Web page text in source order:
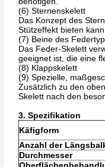
(6) Sternenskelett
Das Konzept des
Stützeffekt bieten
(7) Beine des
Das Feder-Skelett
geeignet ist, die eine
(8) Klappskelett
(9) Spezielle,
Zusätzlich zu den
Skelett nach den
3. Spezifikation
Käfigform
Anzahl der
Durchmesser